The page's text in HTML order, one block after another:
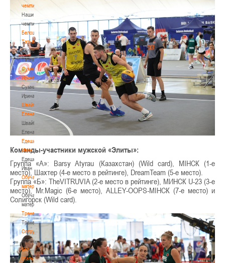
чемпионы
Наши
чемпионы
Белошапко
Татьяна
Белошапко
Татьяна
Сумникова
Ирина
Сумникова
Ирина
Швайбович
Елена
Швайбович
Елена
Едешко
Иван
Едешко
Иван
Обучающие
материалы
Обучающие
материалы
Тренерам
Тренерам
Сотрудничество
Сотрудничество
Как
стать
Команды-участники мужской «Элиты»:
Группа «А»: Barsy Atyrau (Казахстан) (Wild card), МIНСК (1-е
место), Шахтер (4-е место в рейтинге), DreamTeam (5-е место).
Группа «Б»: TheVITRUVIA (2-е место в рейтинге), МИНСК U-23 (3-е
место), Mr.Magic (6-е место), ALLEY-OOPS-МIНСК (7-е место) и
Солигорск (Wild card).